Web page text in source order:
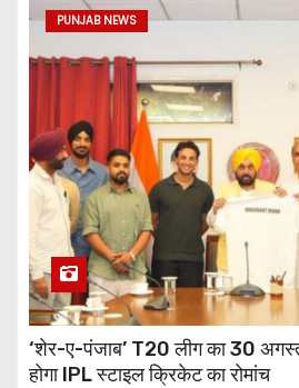
PUNJAB NEWS
‘शेर-ए-पंजाब’ T20 लीग का 30
होगा IPL स्टाइल क्रिकेट का रोमांच